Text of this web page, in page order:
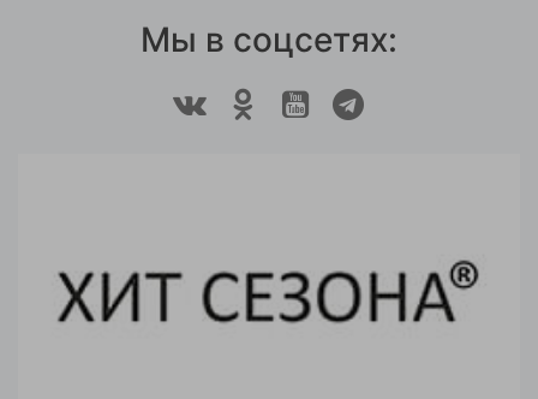
Мы в соцсетях: